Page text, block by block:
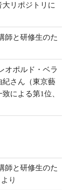
リポジトリに
師と研修生のた
オポルド・ベラ
紀さん（東京藝
による第1位、
師と研修生のた
より